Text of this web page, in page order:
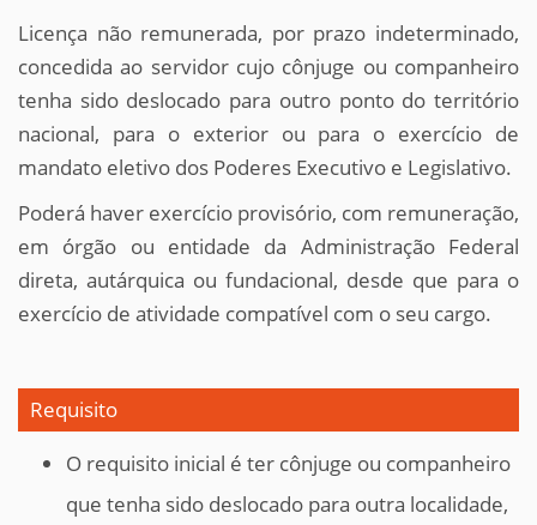
Licença não remunerada, por prazo indeterminado,
concedida ao servidor cujo cônjuge ou companheiro
tenha sido deslocado para outro ponto do território
nacional, para o exterior ou para o exercício de
mandato eletivo dos Poderes Executivo e Legislativo.
Poderá haver exercício provisório, com remuneração,
em órgão ou entidade da Administração Federal
direta, autárquica ou fundacional, desde que para o
exercício de atividade compatível com o seu cargo.
Requisito
O requisito inicial é ter cônjuge ou companheiro
que tenha sido deslocado para outra localidade,